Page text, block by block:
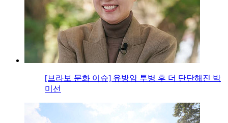
[브라보 문화 이슈] 유방암 투병 후 더 단단해진 박
미선